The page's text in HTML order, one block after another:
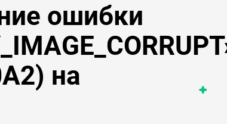
ошибки
на